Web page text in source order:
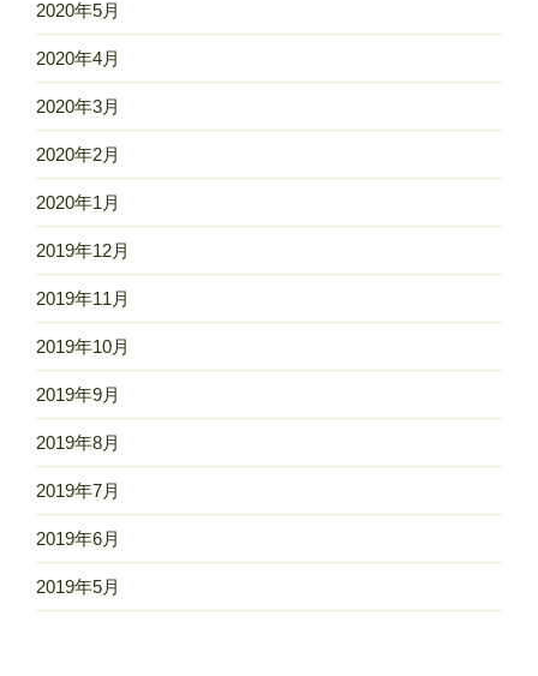
2020年5月
2020年4月
2020年3月
2020年2月
2020年1月
2019年12月
2019年11月
2019年10月
2019年9月
2019年8月
2019年7月
2019年6月
2019年5月